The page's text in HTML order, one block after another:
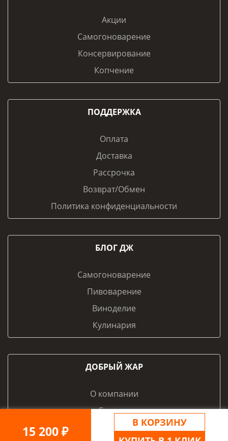
15 200 ₽
В КОРЗИНУ
Акции
Самогоноварение
Консервирование
Копчение
ПОДДЕРЖКА
Оплата
Доставка
Рассрочка
Возврат/Обмен
Политика конфиденциальности
БЛОГ ДЖ
Самогоноварение
Пивоварение
Виноделие
Кулинария
ДОБРЫЙ ЖАР
О компании
Бренды
Контакты и реквизиты